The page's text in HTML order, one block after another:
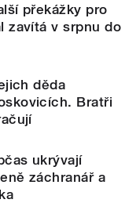
překážky pro
zavítá v srpnu do
děda
Bratři
ukrývají
záchranář a